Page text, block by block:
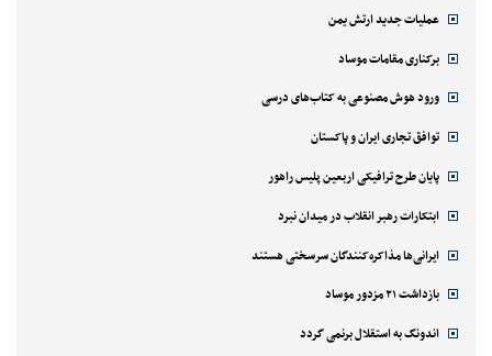
عملیات جدید ارتش یمن
برکناری مقامات موساد
ورود هوش مصنوعی به کتاب‌های درسی
توافق تجاری ایران و پاکستان
پایان طرح ترافیکی اربعین پلیس راهور
ابتکارات رهبر انقلاب در میدان نبرد
ایرانی‌ها مذاکره‌کنندگان سرسختی هستند
بازداشت ۲۱ مزدور موساد
اندونگ به استقلال برنمی گردد